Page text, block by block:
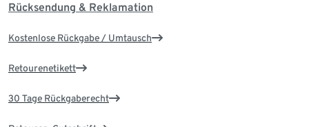
Rücksendung & Reklamation
Kostenlose Rückgabe / Umtausch
Retourenetikett
30 Tage Rückgaberecht